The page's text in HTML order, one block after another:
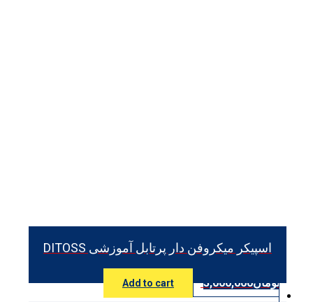
اسپیکر میکروفن دار پرتابل آموزشی DITOSS
تومان3,000,000
Add to cart